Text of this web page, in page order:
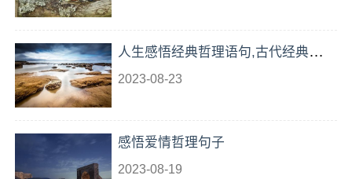
人生感悟经典哲理语句,古代经典语句
2023-08-23
感悟爱情哲理句子
2023-08-19